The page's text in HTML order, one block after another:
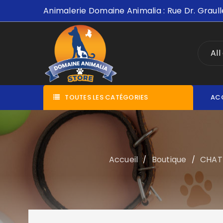
Animalerie Domaine Animalia : Rue Dr.
All
TOUTES LES CATÉGORIES
Accueil / Boutique / CHAT